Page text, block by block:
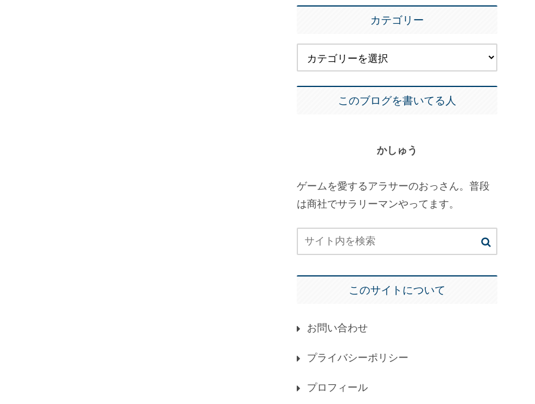
カテゴリー
このブログを書いてる人
かしゅう
ゲームを愛するアラサーのおっさん。普段
は商社でサラリーマンやってます。
このサイトについて
お問い合わせ
プライバシーポリシー
プロフィール